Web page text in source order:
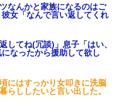
なんかと家族になるのはご
女「なんで言い返してくれ
してね(冗談)」息子「はい、
なったから援助して欲し
にはすっかり女叩きに洗脳
らししたいと言い出した。